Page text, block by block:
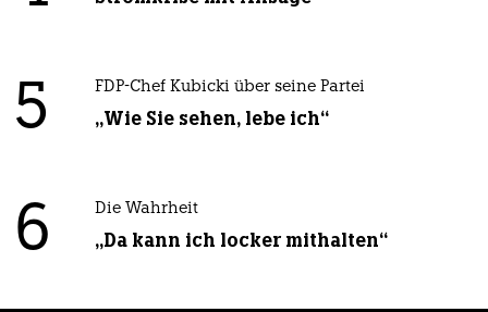
5 FDP-Chef Kubicki über seine Partei
„Wie Sie sehen, lebe ich“
6 Die Wahrheit
„Da kann ich locker mithalten“